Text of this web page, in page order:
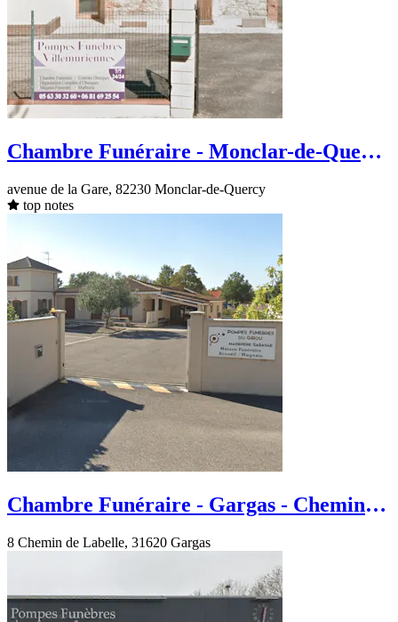
Chambre Funéraire - Monclar-de-Quercy
avenue de la Gare, 82230 Monclar-de-Quercy
top notes
Chambre Funéraire - Gargas - Chemin
8 Chemin de Labelle, 31620 Gargas